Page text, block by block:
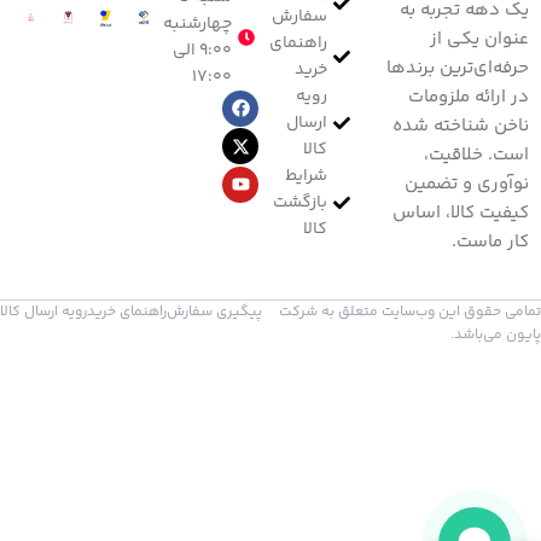
یک دهه تجربه به
عنوان یکی از
حرفه‌ای‌ترین برندها
در ارائه ملزومات
ناخن شناخته شده
است. خلاقیت،
نوآوری و تضمین
کیفیت کالا، اساس
کار ماست.
سفارش
راهنمای
خرید
رویه
ارسال
کالا
شرایط
بازگشت
کالا
چهارشنبه
۹:۰۰ الی
۱۷:۰۰
تمامی حقوق این وب‌سایت متعلق به شرکت
پایون می‌باشد.
پیگیری سفارشراهنمای خریدرویه ارسال کالا